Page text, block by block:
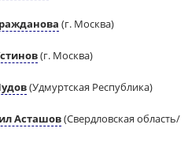
(г. Москва)
(г. Москва)
(Удмуртская Республика)
Асташов(Свердловская область/